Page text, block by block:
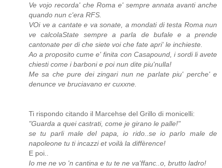
Ve vojo recorda' che Roma e' sempre annata avanti anche
quando nun c'era RFS.
VOi ve a cantate e va sonate, a mondati di testa Roma nun
ve calcolaState sempre a parla de bufale e a prende
cantonate per di che siete voi che fate apri' le inchieste.
Ao a proposito cume e' finita con Casapound, i sordi li avete
chiesti come i barboni e poi nun dite piu'nulla!
Me sa che pure dei zingari nun ne parlate piu' perche' e
denunce ve bruciavano er cuxxne.
Ti rispondo citando il Marcehse del Grillo di monicelli:
"Guarda a quei castrati, come je girano le palle!"
se tu parli male del papa, io rido..se io parlo male de
napoleone tu ti incazzi et voilà la diffèrence!
E poi..
Io me ne vo 'n cantina e tu te ne va'ffanc..o, brutto ladro!